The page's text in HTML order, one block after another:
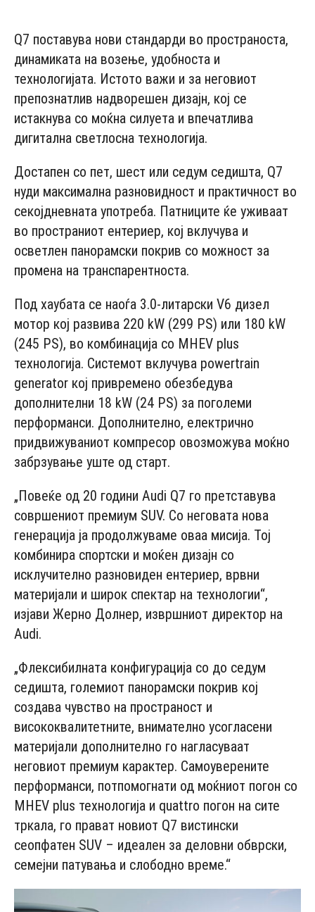
Q7 поставува нови стандарди во пространоста,
динамиката на возење, удобноста и
технологијата. Истото важи и за неговиот
препознатлив надворешен дизајн, кој се
истакнува со моќна силуета и впечатлива
дигитална светлосна технологија.
Достапен со пет, шест или седум седишта, Q7
нуди максимална разновидност и практичност во
секојдневната употреба. Патниците ќе уживаат
во пространиот ентериер, кој вклучува и
осветлен панорамски покрив со можност за
промена на транспарентноста.
Под хаубата се наоѓа 3.0-литарски V6 дизел
мотор кој развива 220 kW (299 PS) или 180 kW
(245 PS), во комбинација со MHEV plus
технологија. Системот вклучува powertrain
generator кој привремено обезбедува
дополнителни 18 kW (24 PS) за поголеми
перформанси. Дополнително, електрично
придвижуваниот компресор овозможува моќно
забрзување уште од старт.
„Повеќе од 20 години Audi Q7 го претставува
совршениот премиум SUV. Со неговата нова
генерација ја продолжуваме оваа мисија. Тој
комбинира спортски и моќен дизајн со
исклучително разновиден ентериер, врвни
материјали и широк спектар на технологии“,
изјави Жерно Долнер, извршниот директор на
Audi.
„Флексибилната конфигурација со до седум
седишта, големиот панорамски покрив кој
создава чувство на пространост и
висококвалитетните, внимателно усогласени
материјали дополнително го нагласуваат
неговиот премиум карактер. Самоуверените
перформанси, потпомогнати од моќниот погон со
MHEV plus технологија и quattro погон на сите
тркала, го прават новиот Q7 вистински
сеопфатен SUV – идеален за деловни обврски,
семејни патувања и слободно време.“